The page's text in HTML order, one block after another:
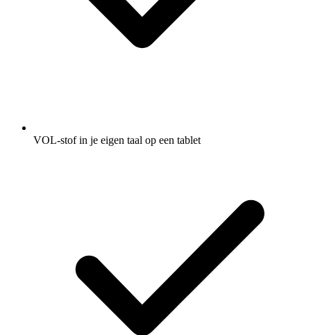
VOL-stof in je eigen taal op een tablet